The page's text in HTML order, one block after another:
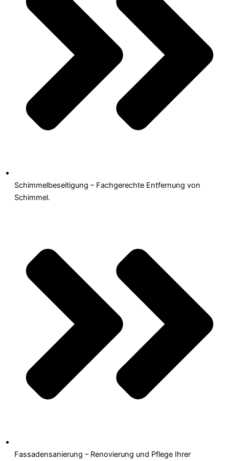
Schimmelbeseitigung – Fachgerechte Entfernung von
Schimmel.
Fassadensanierung – Renovierung und Pflege Ihrer